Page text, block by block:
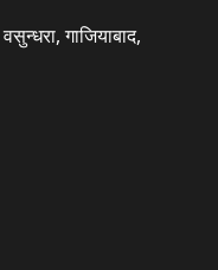
गाजियाबाद,